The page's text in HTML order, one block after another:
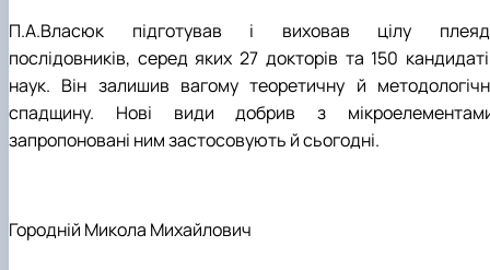
П.А.Власюк підготував і виховав цілу
послідовників, серед яких 27 докторів та 150
наук. Він залишив вагому теоретичну й
спадщину. Нові види добрив з
запропоновані ним застосовують й сьогодні.
Городній Микола Михайлович